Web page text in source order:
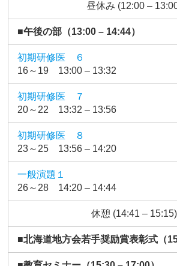
昼休み (12:00 –
■午後の部（13:00 – 14:44）
初期研修医 ６
16～19 13:00 – 13:32
初期研修医 ７
20～22 13:32 – 13:56
初期研修医 ８
23～25 13:56 – 14:20
一般演題１
26～28 14:20 – 14:44
休憩 (14:41 – 15:15)
■北海道地方会若手奨励賞表彰式（